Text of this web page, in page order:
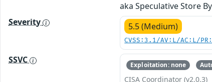
aka Speculative Store
Severity
5.5 (Medium)
CVSS:3.1/AV:L/AC:L/
SSVC Exploitation: none
CISA Coordinator (v2.0.3)